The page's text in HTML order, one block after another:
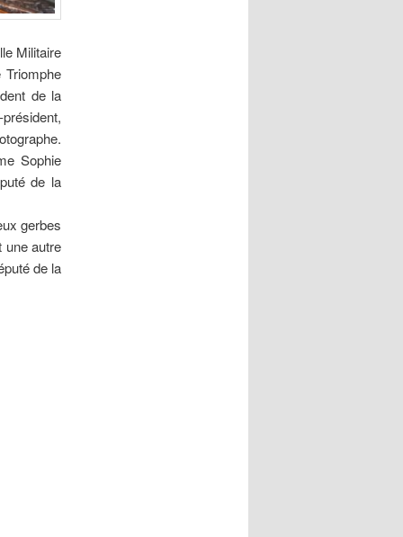
Militaire
de la
Sophie
de la
gerbes
une autre
de la